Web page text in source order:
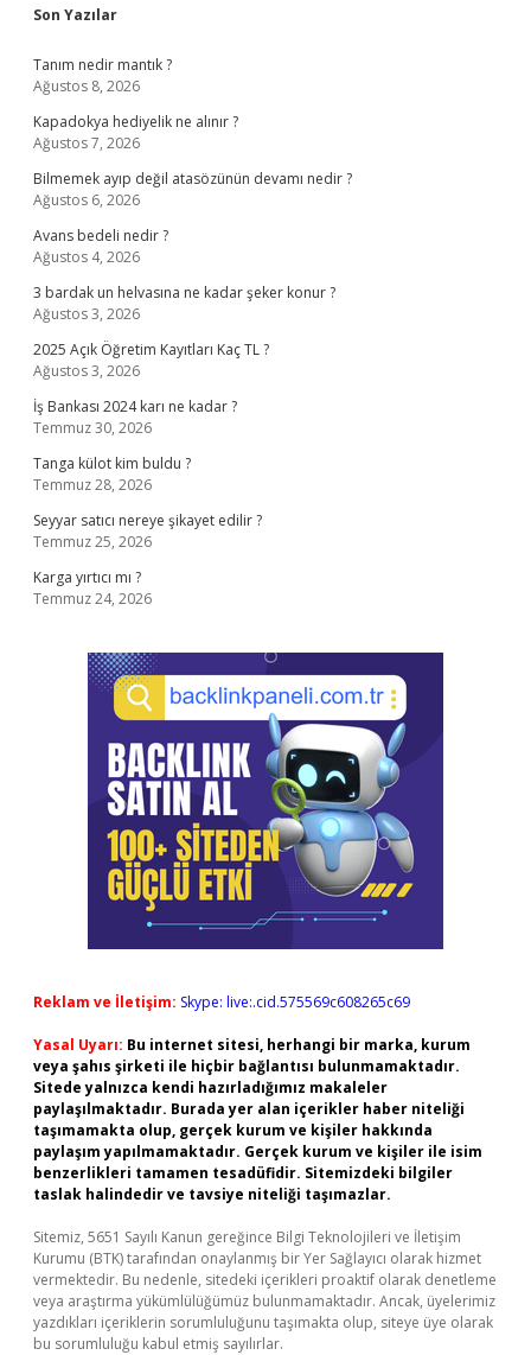
Sidebar
Son Yazılar
Tanım nedir mantık ?
Ağustos 8, 2026
Kapadokya hediyelik ne alınır ?
Ağustos 7, 2026
Bilmemek ayıp değil atasözünün devamı nedir ?
Ağustos 6, 2026
Avans bedeli nedir ?
Ağustos 4, 2026
3 bardak un helvasına ne kadar şeker konur ?
Ağustos 3, 2026
2025 Açık Öğretim Kayıtları Kaç TL ?
Ağustos 3, 2026
İş Bankası 2024 karı ne kadar ?
Temmuz 30, 2026
Tanga külot kim buldu ?
Temmuz 28, 2026
Seyyar satıcı nereye şikayet edilir ?
Temmuz 25, 2026
Karga yırtıcı mı ?
Temmuz 24, 2026
Reklam ve İletişim: Skype: live:.cid.575569c608265c69
Yasal Uyarı: Bu internet sitesi, herhangi bir marka, kurum
veya şahıs şirketi ile hiçbir bağlantısı bulunmamaktadır.
Sitede yalnızca kendi hazırladığımız makaleler
paylaşılmaktadır. Burada yer alan içerikler haber niteliği
taşımamakta olup, gerçek kurum ve kişiler hakkında
paylaşım yapılmamaktadır. Gerçek kurum ve kişiler ile isim
benzerlikleri tamamen tesadüfidir. Sitemizdeki bilgiler
taslak halindedir ve tavsiye niteliği taşımazlar.
Sitemiz, 5651 Sayılı Kanun gereğince Bilgi Teknolojileri ve İletişim
Kurumu (BTK) tarafından onaylanmış bir Yer Sağlayıcı olarak hizmet
vermektedir. Bu nedenle, sitedeki içerikleri proaktif olarak denetleme
veya araştırma yükümlülüğümüz bulunmamaktadır. Ancak, üyelerimiz
yazdıkları içeriklerin sorumluluğunu taşımakta olup, siteye üye olarak
bu sorumluluğu kabul etmiş sayılırlar.